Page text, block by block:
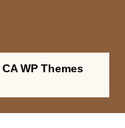
CA WP Themes